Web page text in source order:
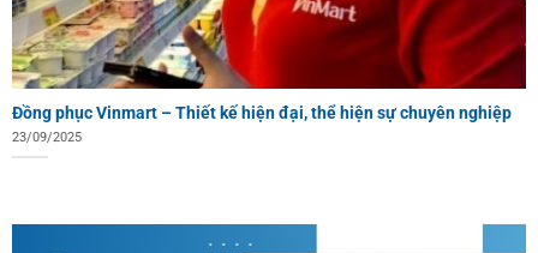
Đồng phục Vinmart – Thiết kế hiện đại, thể hiện sự chuyên nghiệp
23/09/2025